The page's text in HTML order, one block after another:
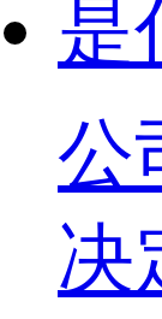
公
决